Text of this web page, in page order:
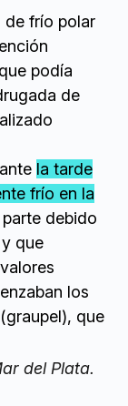
de frío polar
podía
de
la tarde
frío en la
debido
que
los
que
del Plata.